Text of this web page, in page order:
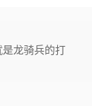
龙骑兵的打